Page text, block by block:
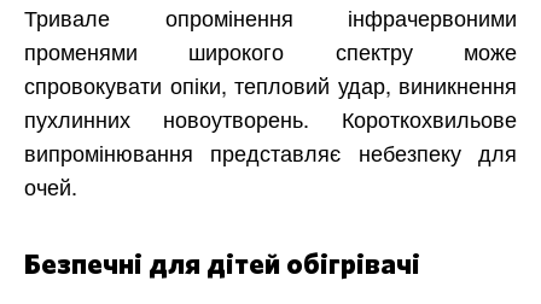
Тривале опромінення інфрачервоними
променями широкого спектру може
спровокувати опіки, тепловий удар, виникнення
пухлинних новоутворень. Короткохвильове
випромінювання представляє небезпеку для
очей.
Безпечні для дітей обігрівачі